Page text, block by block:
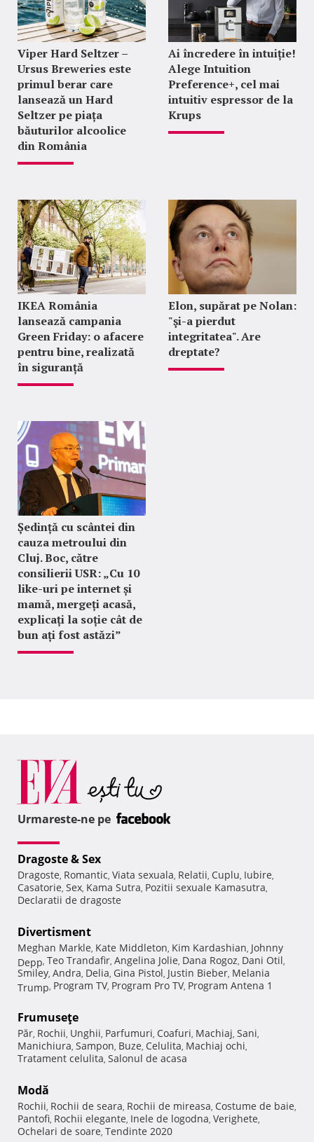
Viper Hard Seltzer –
Ursus Breweries este
primul berar care
lansează un Hard
Seltzer pe piața
băuturilor alcoolice
din România
Ai încredere în intuiție!
Alege Intuition
Preference+, cel mai
intuitiv espressor de la
Krups
IKEA România
lansează campania
Green Friday: o afacere
pentru bine, realizată
în siguranță
Elon, supărat pe Nolan:
"şi-a pierdut
integritatea". Are
dreptate?
Ședință cu scântei din
cauza metroului din
Cluj. Boc, către
consilierii USR: „Cu 10
like-uri pe internet și
mamă, mergeți acasă,
explicați la soție cât de
bun ați fost astăzi”
Urmareste-ne pe
Dragoste & Sex
Dragoste, Romantic, Viata sexuala, Relatii, Cuplu, Iubire,
Casatorie, Sex, Kama Sutra, Pozitii sexuale Kamasutra,
Declaratii de dragoste
Divertisment
Meghan Markle, Kate Middleton, Kim Kardashian, Johnny
Depp, Teo Trandafir, Angelina Jolie, Dana Rogoz, Dani Otil,
Smiley, Andra, Delia, Gina Pistol, Justin Bieber, Melania
Trump, Program TV, Program Pro TV, Program Antena 1
Frumuseţe
Păr, Rochii, Unghii, Parfumuri, Coafuri, Machiaj, Sani,
Manichiura, Sampon, Buze, Celulita, Machiaj ochi,
Tratament celulita, Salonul de acasa
Modă
Rochii, Rochii de seara, Rochii de mireasa, Costume de baie,
Pantofi, Rochii elegante, Inele de logodna, Verighete,
Ochelari de soare, Tendinte 2020